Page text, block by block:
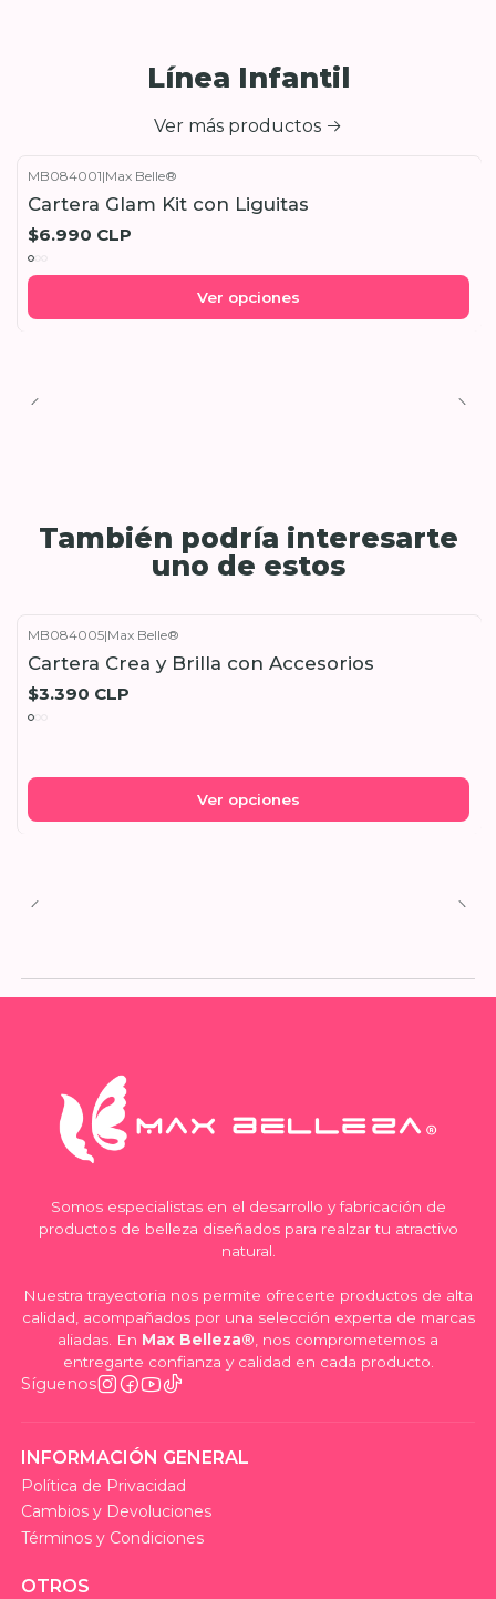
Línea Infantil
Ver más productos
MB084001|Max Belle®
Cartera Glam Kit con Liguitas
$6.990 CLP
Ver opciones
También podría interesarte
uno de estos
MB084005|Max Belle®
Cartera Crea y Brilla con Accesorios
$3.390 CLP
Ver opciones
Somos especialistas en el desarrollo y fabricación de
productos de belleza diseñados para realzar tu atractivo
natural.
Nuestra trayectoria nos permite ofrecerte productos de alta
calidad, acompañados por una selección experta de marcas
aliadas. En Max Belleza® , nos comprometemos a
entregarte confianza y calidad en cada producto.
Síguenos
INFORMACIÓN GENERAL
Política de Privacidad
Cambios y Devoluciones
Términos y Condiciones
OTROS